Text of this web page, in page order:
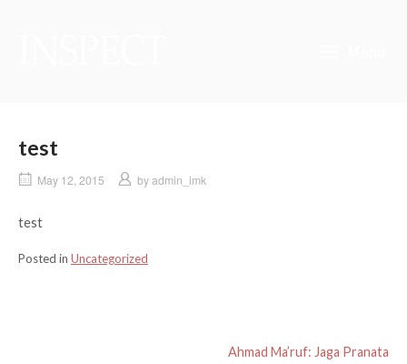
test
May 12, 2015 byadmin_imk
test
Posted in Uncategorized
Ahmad Ma’ruf: Jaga Pranata